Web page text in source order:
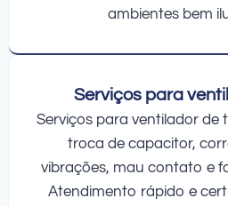
ambientes bem
Serviços para
Serviços para ventilador de
troca de capacitor,
vibrações, mau contato e
Atendimento rápido e